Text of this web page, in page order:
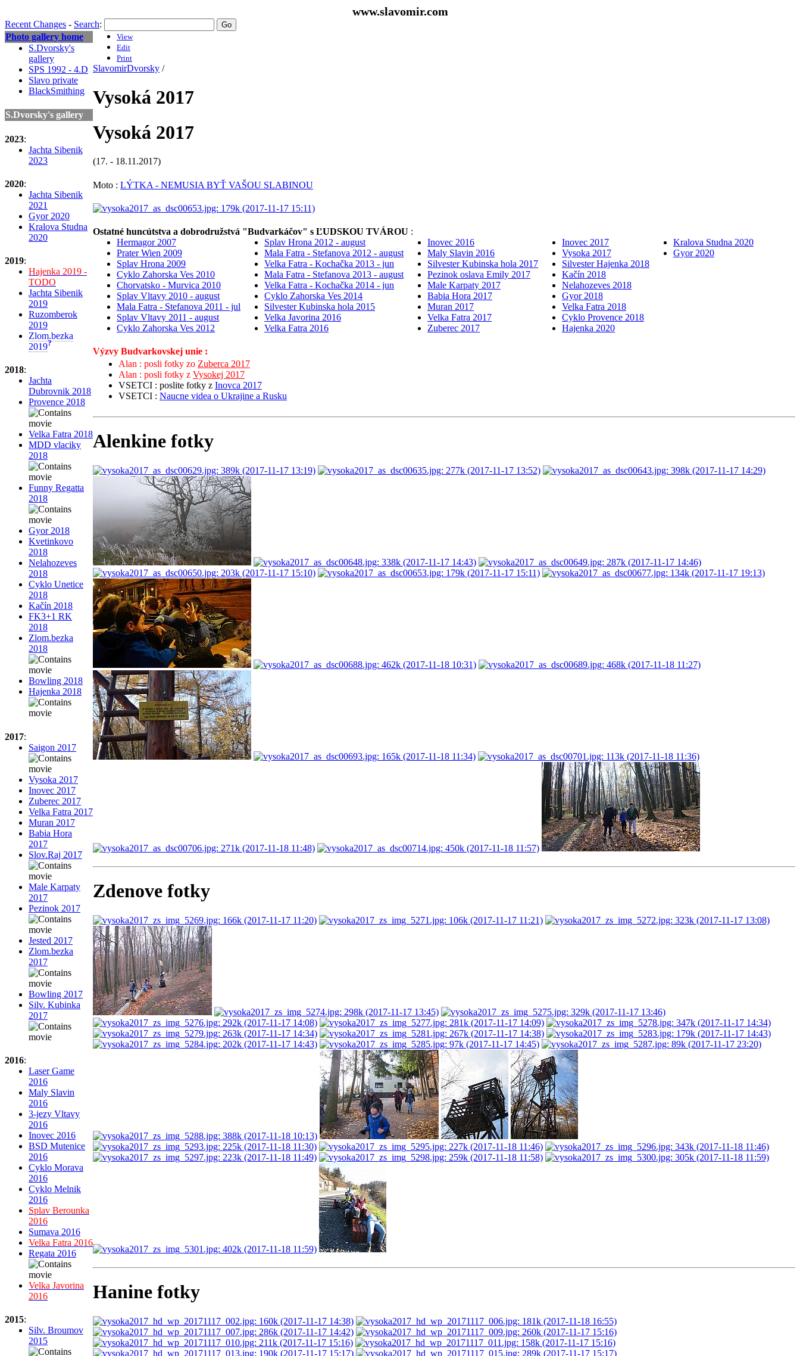
www.slavomir.com
Recent Changes - Search:
Photo gallery home
S.Dvorsky's
gallery
SPS 1992 - 4.D
Slavo private
BlackSmithing
S.Dvorsky's gallery
2023:
Jachta Sibenik
2023
2020:
Jachta Sibenik
2021
Gyor 2020
Kralova Studna
2020
2019:
Hajenka 2019 -
TODO
Jachta Sibenik
2019
Ruzomberok
2019
Zlom.bezka
2019?
2018:
Jachta
Dubrovnik 2018
Provence 2018
Velka Fatra 2018
MDD vlaciky
2018
Funny Regatta
2018
Gyor 2018
Kvetinkovo
2018
Nelahozeves
2018
Cyklo Unetice
2018
Kačín 2018
FK3+1 RK
2018
Zlom.bezka
2018
Bowling 2018
Hajenka 2018
2017:
Saigon 2017
Vysoka 2017
Inovec 2017
Zuberec 2017
Velka Fatra 2017
Muran 2017
Babia Hora
2017
Slov.Raj 2017
Male Karpaty
2017
Pezinok 2017
Jested 2017
Zlom.bezka
2017
Bowling 2017
Silv. Kubinka
2017
2016:
Laser Game
2016
Maly Slavin
2016
3-jezy Vltavy
2016
Inovec 2016
BSD Mutenice
2016
Cyklo Morava
2016
Cyklo Melnik
2016
Splav Berounka
2016
Sumava 2016
Velka Fatra 2016
Regata 2016
Velka Javorina
2016
2015:
Silv. Broumov
2015
View
Edit
Print
SlavomirDvorsky /
Vysoká 2017
Vysoká 2017
(17. - 18.11.2017)
Moto : LÝTKA - NEMUSIA BYŤ VAŠOU SLABINOU
Ostatné huncútstva a dobrodružstvá "Budvarkáčov" s ĽUDSKOU TVÁROU :
Hermagor 2007
Prater Wien 2009
Splav Hrona 2009
Cyklo Zahorska Ves 2010
Chorvatsko - Murvica 2010
Splav Vltavy 2010 - august
Mala Fatra - Stefanova 2011 - jul
Splav Vltavy 2011 - august
Cyklo Zahorska Ves 2012
Splav Hrona 2012 - august
Mala Fatra - Stefanova 2012 - august
Velka Fatra - Kochačka 2013 - jun
Mala Fatra - Stefanova 2013 - august
Velka Fatra - Kochačka 2014 - jun
Cyklo Zahorska Ves 2014
Silvester Kubinska hola 2015
Velka Javorina 2016
Velka Fatra 2016
Inovec 2016
Maly Slavin 2016
Silvester Kubinska hola 2017
Pezinok oslava Emily 2017
Male Karpaty 2017
Babia Hora 2017
Muran 2017
Velka Fatra 2017
Zuberec 2017
Inovec 2017
Vysoka 2017
Silvester Hajenka 2018
Kačín 2018
Nelahozeves 2018
Gyor 2018
Velka Fatra 2018
Cyklo Provence 2018
Hajenka 2020
Kralova Studna 2020
Gyor 2020
Výzvy Budvarkovskej unie :
Alan : posli fotky zo Zuberca 2017
Alan : posli fotky z Vysokej 2017
VSETCI : poslite fotky z Inovca 2017
VSETCI : Naucne videa o Ukrajine a Rusku
Alenkine fotky
Zdenove fotky
Hanine fotky